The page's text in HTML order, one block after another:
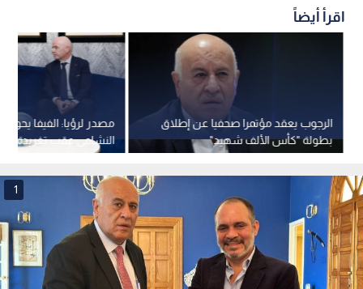
اقرأ أيضاً
مصدر لرؤيا: الفيفا
النشامى عقب تغريدة
الرجوب يعقد مؤتمرا صحفيا عن إطلاق
بطولة "كأس الألف شهيد"
1